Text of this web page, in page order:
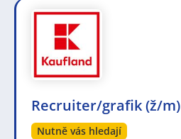
Recruiter/grafik (ž/m)
Nutně vás hledají